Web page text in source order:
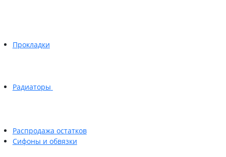
Прокладки
Радиаторы
Распродажа остатков
Сифоны и обвязки